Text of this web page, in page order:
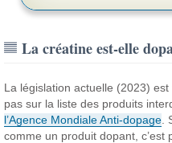
La créatine est-elle
La législation actuelle (2023)
pas sur la liste des produits
l’Agence Mondiale Anti-dopage
comme un produit dopant, c’est